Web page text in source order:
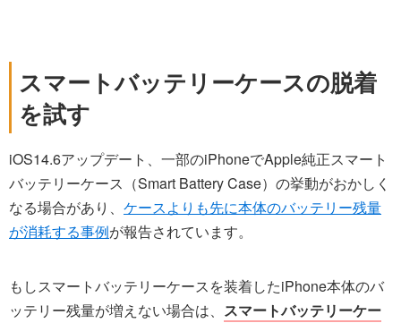
スマートバッテリーケースの脱着
を試す
iOS14.6アップデート、一部のiPhoneでApple純正スマート
バッテリーケース（Smart Battery Case）の挙動がおかしく
なる場合があり、 ケースよりも先に本体のバッテリー残量
が消耗する事例が報告されています。
もしスマートバッテリーケースを装着したiPhone本体のバ
ッテリー残量が増えない場合は、 スマートバッテリーケー